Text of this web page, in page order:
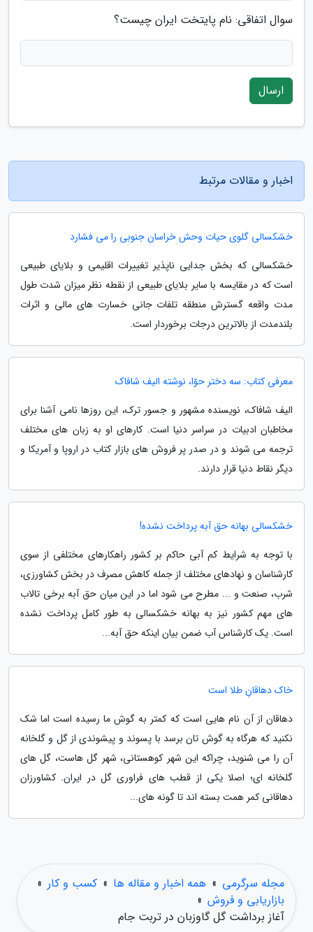
سوال اتفاقی: نام پایتخت ایران چیست؟
ارسال
اخبار و مقالات مرتبط
خشکسالی گلوی حیات وحش خراسان جنوبی را می فشارد
خشکسالی که بخش جدایی ناپذیر تغییرات اقلیمی و بلایای طبیعی
است که در مقایسه با سایر بلایای طبیعی از نقطه نظر میزان شدت طول
مدت واقعه گسترش منطقه تلفات جانی خسارت های مالی و اثرات
بلندمدت از بالاترین درجات برخوردار است.
معرفی کتاب: سه دختر حوّا، نوشته الیف شافاک
الیف شافاک، نویسنده مشهور و جسور ترک، این روزها نامی آشنا برای
مخاطبان ادبیات در سراسر دنیا است. کارهای او به زبان های مختلف
ترجمه می شوند و در صدر پر فروش های بازار کتاب در اروپا و آمریکا و
دیگر نقاط دنیا قرار دارند.
خشکسالی بهانه حق آبه پرداخت نشده!
با توجه به شرایط کم آبی حاکم بر کشور راهکارهای مختلفی از سوی
کارشناسان و نهادهای مختلف از جمله کاهش مصرف در بخش کشاورزی،
شرب، صنعت و ... مطرح می شود اما در این میان حق آبه برخی تالاب
های مهم کشور نیز به بهانه خشکسالی به طور کامل پرداخت نشده
است. یک کارشناس آب ضمن بیان اینکه حق آبه...
خاک دهاقانِ طلا است
دهاقان از آن نام هایی است که کمتر به گوش ما رسیده است اما شک
نکنید که هرگاه به گوش تان برسد با پسوند و پیشوندی از گل و گلخانه
آن را می شنوید، چراکه این شهر کوهستانی، شهر گل هاست، گل های
گلخانه ای؛ اصلا یکی از قطب های فراوری گل در ایران. کشاورزان
دهاقانی کمر همت بسته اند تا گونه های...
مجله سرگرمی » همه اخبار و مقاله ها » کسب و کار »
بازاریابی و فروش »
آغاز برداشت گل گاوزبان در تربت جام